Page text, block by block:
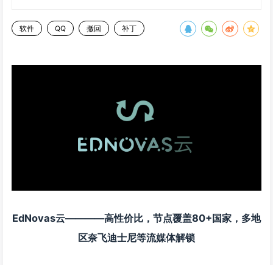
软件 QQ 撤回 补丁
EdNovas云————高性价比，节点覆盖80+国家，多地
区奈飞迪士尼等流媒体解锁